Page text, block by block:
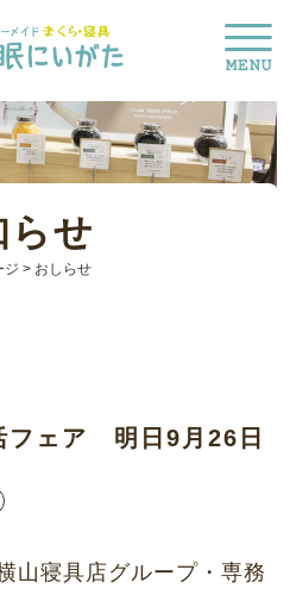
らせ
ジ > おしらせ
ェア 明日9月26日
山寝具店グループ・専務